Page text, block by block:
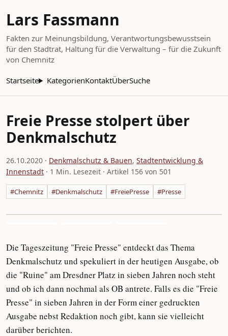
Lars Fassmann
Fakten zur Meinungsbildung, Verantwortungsbewusstsein
für den Stadtrat, Haltung für die Verwaltung – für die Zukunft
von Chemnitz
Startseite KategorienKontaktÜberSuche
Freie Presse stolpert über
Denkmalschutz
26.10.2020 · Denkmalschutz & Bauen, Stadtentwicklung &
Innenstadt · 1 Min. Lesezeit · Artikel 156 von 501
#Chemnitz #Denkmalschutz #FreiePresse #Presse
Die Tageszeitung "Freie Presse" entdeckt das Thema
Denkmalschutz und spekuliert in der heutigen Ausgabe, ob
die "Ruine" am Dresdner Platz in sieben Jahren noch steht
und ob ich dann nochmal als OB antrete. Falls es die "Freie
Presse" in sieben Jahren in der Form einer gedruckten
Ausgabe nebst Redaktion noch gibt, kann sie vielleicht
darüber berichten.